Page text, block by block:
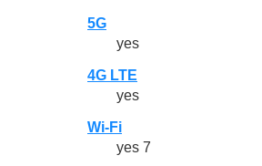
5G
yes
4G LTE
yes
Wi-Fi
yes 7